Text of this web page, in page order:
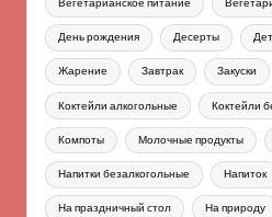
Вегетарианское питание
День рождения Десерты
Жарение Завтрак Закуски
Коктейли алкогольные Коктейли
Компоты Молочные продукты
Напитки безалкогольные Напиток
На праздничный стол На природу